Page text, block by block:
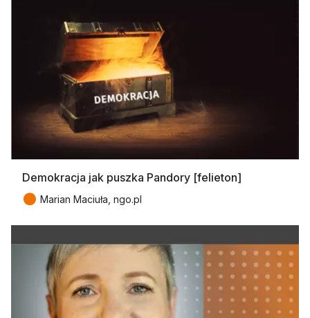
Demokracja jak puszka Pandory [felieton]
● Marian Maciuła, ngo.pl